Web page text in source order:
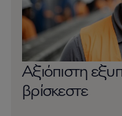
Αξιόπιστη
βρίσκεστε